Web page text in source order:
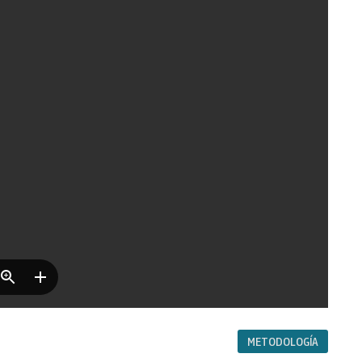
METODOLOGÍA